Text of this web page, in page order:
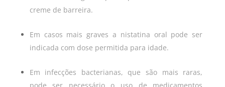
creme de barreira.
Em casos mais graves a nistatina oral pode ser
indicada com dose permitida para idade.
Em infecções bacterianas, que são mais raras,